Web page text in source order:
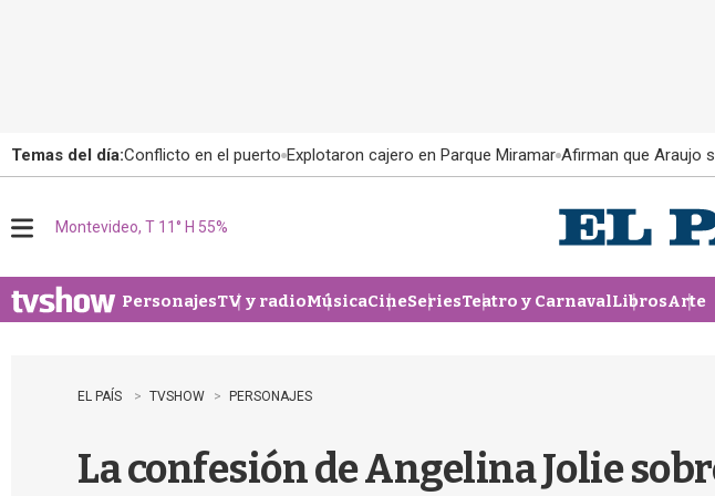
Temas del día:Conflicto en el puerto Explotaron cajero en Parque Miramar Afirman que Araujo
u
Montevideo, T 11° H 55%
PersonajesTV y radioMúsicaCineSeriesTeatro y CarnavalLibrosArte
EL PAÍS TVSHOW PERSONAJES
La confesión de Angelina Jolie